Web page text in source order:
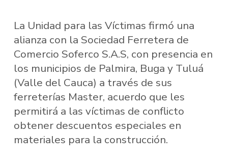
La Unidad para las Víctimas firmó una
alianza con la Sociedad Ferretera de
Comercio Soferco S.A.S, con presencia en
los municipios de Palmira, Buga y Tuluá
(Valle del Cauca) a través de sus
ferreterías Master, acuerdo que les
permitirá a las víctimas de conflicto
obtener descuentos especiales en
materiales para la construcción.